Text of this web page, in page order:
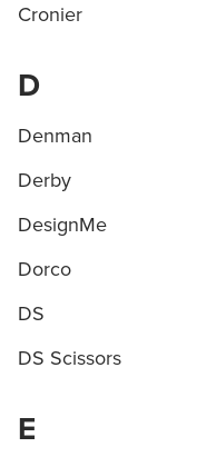
Cronier
D
Denman
Derby
DesignMe
Dorco
DS
DS Scissors
E